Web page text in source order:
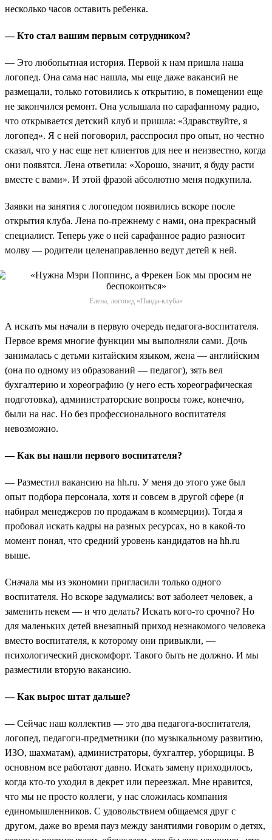
несколько часов оставить ребенка.
— Кто стал вашим первым сотрудником?
— Это любопытная история. Первой к нам пришла наша
логопед. Она сама нас нашла, мы еще даже вакансий не
размещали, только готовились к открытию, в помещении еще
не закончился ремонт. Она услышала по сарафанному радио,
что открывается детский клуб и пришла: «Здравствуйте, я
логопед». Я с ней поговорил, расспросил про опыт, но честно
сказал, что у нас еще нет клиентов для нее и неизвестно, когда
они появятся. Лена ответила: «Хорошо, значит, я буду расти
вместе с вами». И этой фразой абсолютно меня подкупила.
Заявки на занятия с логопедом появились вскоре после
открытия клуба. Лена по-прежнему с нами, она прекрасный
специалист. Теперь уже о ней сарафанное радио разносит
молву — родители целенаправленно ведут детей к ней.
Елена, логопед «Панда-клуба»
А искать мы начали в первую очередь педагога-воспитателя.
Первое время многие функции мы выполняли сами. Дочь
занималась с детьми китайским языком, жена — английским
(она по одному из образований — педагог), зять вел
бухгалтерию и хореографию (у него есть хореографическая
подготовка), администраторские вопросы тоже, конечно,
были на нас. Но без профессионального воспитателя
невозможно.
— Как вы нашли первого воспитателя?
— Разместил вакансию на hh.ru. У меня до этого уже был
опыт подбора персонала, хотя и совсем в другой сфере (я
набирал менеджеров по продажам в коммерции). Тогда я
пробовал искать кадры на разных ресурсах, но в какой-то
момент понял, что средний уровень кандидатов на hh.ru
выше.
Сначала мы из экономии пригласили только одного
воспитателя. Но вскоре задумались: вот заболеет человек, а
заменить некем — и что делать? Искать кого-то срочно? Но
для маленьких детей внезапный приход незнакомого человека
вместо воспитателя, к которому они привыкли, —
психологический дискомфорт. Такого быть не должно. И мы
разместили вторую вакансию.
— Как вырос штат дальше?
— Сейчас наш коллектив — это два педагога-воспитателя,
логопед, педагоги-предметники (по музыкальному развитию,
ИЗО, шахматам), администраторы, бухгалтер, уборщицы. В
основном все работают давно. Искать замену приходилось,
когда кто-то уходил в декрет или переезжал. Мне нравится,
что мы не просто коллеги, у нас сложилась компания
единомышленников. С удовольствием общаемся друг с
другом, даже во время пауз между занятиями говорим о детях,